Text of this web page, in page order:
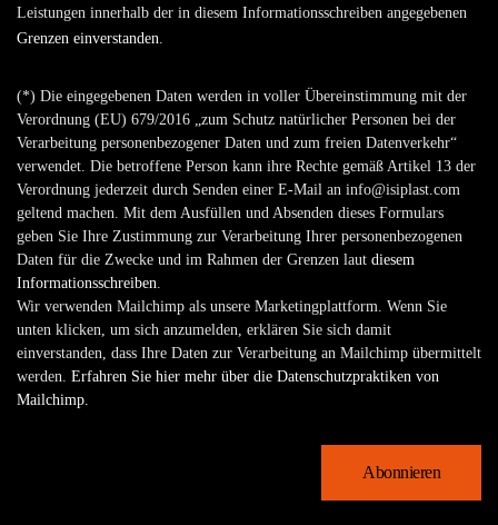
Leistungen innerhalb der in diesem Informationsschreiben angegebenen
Grenzen einverstanden.
(*) Die eingegebenen Daten werden in voller Übereinstimmung mit der
Verordnung (EU) 679/2016 „zum Schutz natürlicher Personen bei der
Verarbeitung personenbezogener Daten und zum freien Datenverkehr“
verwendet. Die betroffene Person kann ihre Rechte gemäß Artikel 13 der
Verordnung jederzeit durch Senden einer E-Mail an info@isiplast.com
geltend machen. Mit dem Ausfüllen und Absenden dieses Formulars
geben Sie Ihre Zustimmung zur Verarbeitung Ihrer personenbezogenen
Daten für die Zwecke und im Rahmen der Grenzen laut diesem
Informationsschreiben.
Wir verwenden Mailchimp als unsere Marketingplattform. Wenn Sie
unten klicken, um sich anzumelden, erklären Sie sich damit
einverstanden, dass Ihre Daten zur Verarbeitung an Mailchimp übermittelt
werden. Erfahren Sie hier mehr über die Datenschutzpraktiken von
Mailchimp.